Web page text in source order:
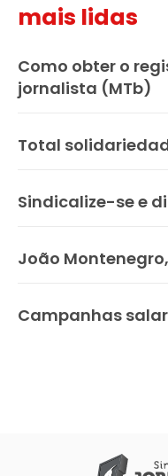
mais lidas
Como obter o
jornalista (MTb)
Total
Sindicalize-se e
João
Campanhas